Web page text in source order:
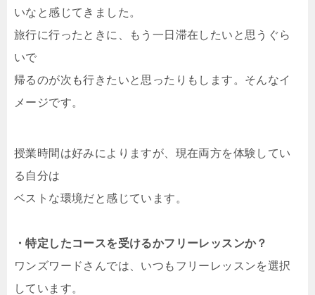
いなと感じてきました。
旅行に行ったときに、もう一日滞在したいと思うぐら
いで
帰るのが次も行きたいと思ったりもします。そんなイ
メージです。
授業時間は好みによりますが、現在両方を体験してい
る自分は
ベストな環境だと感じています。
・特定したコースを受けるかフリーレッスンか？
ワンズワードさんでは、いつもフリーレッスンを選択
しています。